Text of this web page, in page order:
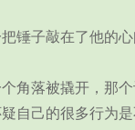
子敲在了他的心
落被撬开，那个
自己的很多行为